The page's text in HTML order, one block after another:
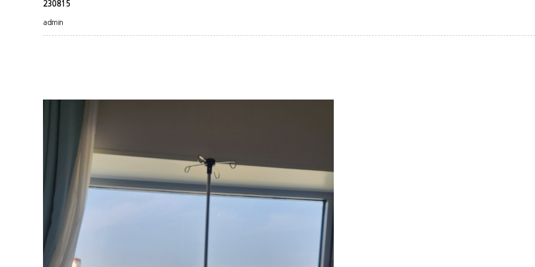
230815
admin